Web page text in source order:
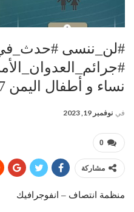
#لن_ننسى
نساء و أطفال اليمن 17/ نوفمبر/2015م
في نوفمبر 19, 2023
0
مشاركة
منظمة انتصاف – انفوجرافيك